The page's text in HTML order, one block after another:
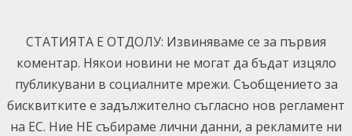
content
СТАТИЯТА Е ОТДОЛУ: Извиняваме се за първия
коментар. Някои новини не могат да бъдат изцяло
публикувани в социалните мрежи. Съобщението за
бисквитките е задължително съгласно нов регламент
на ЕС. Ние НЕ събираме лични данни, а рекламите ни